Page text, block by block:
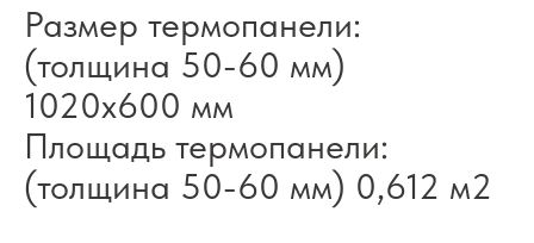
Размер термопанели:
(толщина 50-60 мм)
1020x600 мм
Площадь термопанели:
(толщина 50-60 мм) 0,612 м2